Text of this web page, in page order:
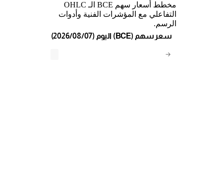
مخطط أسعار سهم BCE الـ OHLC
التفاعلي مع المؤشرات الفنية وأدوات
الرسم.
→
(2026/08/07) اليوم (BCE) سعر سهم